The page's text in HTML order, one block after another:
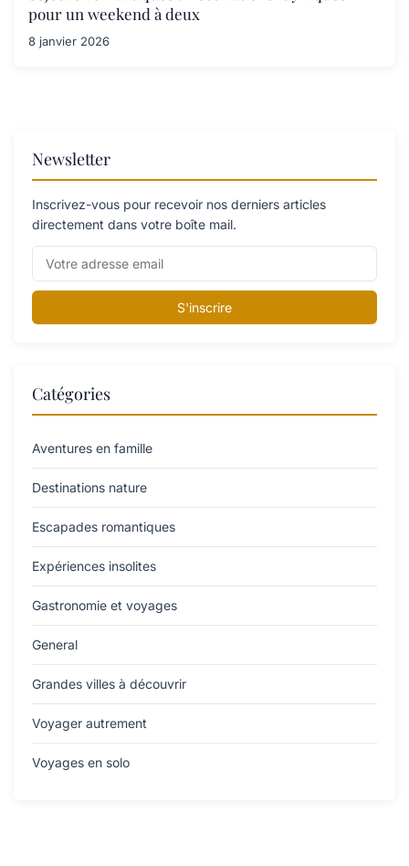
pour un weekend à deux
8 janvier 2026
Newsletter
Inscrivez-vous pour recevoir nos derniers articles
directement dans votre boîte mail.
S'inscrire
Catégories
Aventures en famille
Destinations nature
Escapades romantiques
Expériences insolites
Gastronomie et voyages
General
Grandes villes à découvrir
Voyager autrement
Voyages en solo